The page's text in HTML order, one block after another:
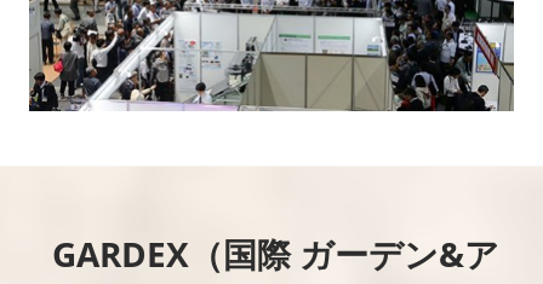
GARDEX（国際 ガーデン&ア